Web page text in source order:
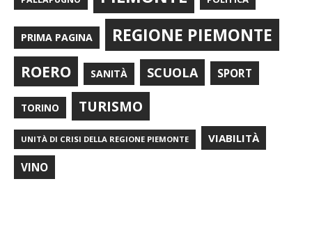
PRIMA PAGINA REGIONE PIEMONTE
ROERO SANITÀ SCUOLA SPORT
TORINO TURISMO
UNITÀ DI CRISI DELLA REGIONE PIEMONTE VIABILITÀ
VINO